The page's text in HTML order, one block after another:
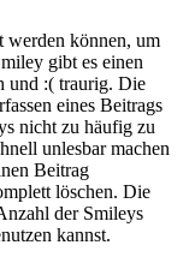
werden können, um
gibt es einen
und :( traurig. Die
eines Beitrags
nicht zu häufig zu
unlesbar machen
Beitrag
löschen. Die
der Smileys
kannst.